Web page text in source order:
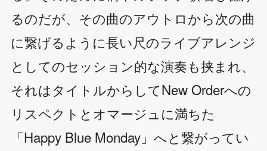
るのだが、その曲のアウトロから次の曲
に繋げるように長い尺のライブアレンジ
としてのセッション的な演奏も挟まれ、
それはタイトルからしてNew Orderへの
リスペクトとオマージュに満ちた
「Happy Blue Monday」へと繋がってい